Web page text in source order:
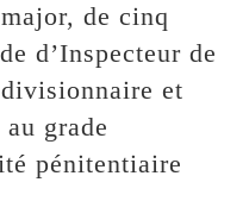
de cinq
d’Inspecteur de
et
grade
pénitentiaire